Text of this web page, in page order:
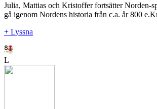
Julia, Mattias och Kristoffer fortsätter Norden-
gå igenom Nordens historia från c.a. år 800
+ Lyssna
L